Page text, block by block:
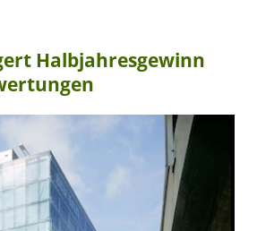
Halbjahresgewinn